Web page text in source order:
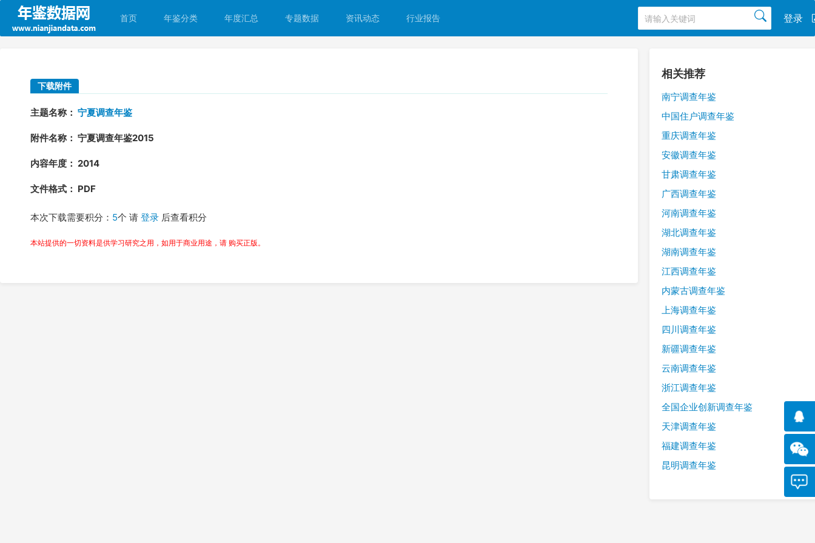
登录
首页 年鉴分类 年度汇总 专题数据 资讯动态 行业报告
下载附件
主题名称： 宁夏调查年鉴
附件名称： 宁夏调查年鉴2015
内容年度： 2014
文件格式： PDF
本次下载需要积分： 5个 请 登录 后查看积分
本站提供的一切资料是供学习研究之用，如用于商业用途，请 购买正版。
相关推荐
南宁调查年鉴
中国住户调查年鉴
重庆调查年鉴
安徽调查年鉴
甘肃调查年鉴
广西调查年鉴
河南调查年鉴
湖北调查年鉴
湖南调查年鉴
江西调查年鉴
内蒙古调查年鉴
上海调查年鉴
四川调查年鉴
新疆调查年鉴
云南调查年鉴
浙江调查年鉴
全国企业创新调查年鉴
天津调查年鉴
福建调查年鉴
昆明调查年鉴